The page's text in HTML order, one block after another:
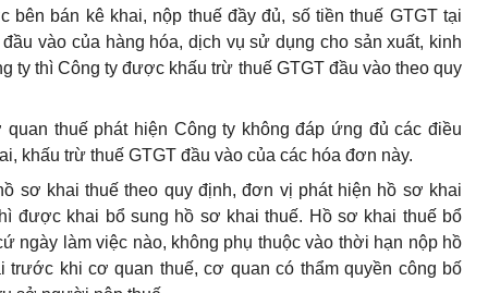
bán kê khai, nộp thuế đầy đủ, số tiền thuế GTGT tại
vào của hàng hóa, dịch vụ sử dụng cho sản xuất, kinh
ty thì Công ty được khấu trừ thuế GTGT đầu vào theo quy
thuế phát hiện Công ty không đáp ứng đủ các điều
khấu trừ thuế GTGT đầu vào của các hóa đơn này.
sơ khai thuế theo quy định, đơn vị phát hiện hồ sơ khai
ì được khai bổ sung hồ sơ khai thuế. Hồ sơ khai thuế bổ
ngày làm việc nào, không phụ thuộc vào thời hạn nộp hồ
khi cơ quan thuế, cơ quan có thẩm quyền công bố